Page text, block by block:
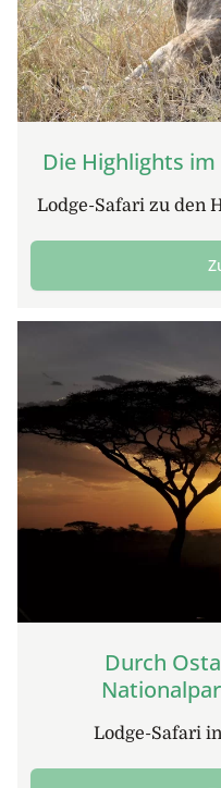
Sie gönnen sich zum
erholsame Tage an
Diani Beach, ein
Entspannen und
Hinweise: F =
Abendessen
Programm-,
Die Highlights
Lodge-Safari zu den
Durch
Lodge-Safari